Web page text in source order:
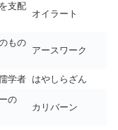
支配
オイラート
もの
アースワーク
学者 はやしらざん
の
カリバーン